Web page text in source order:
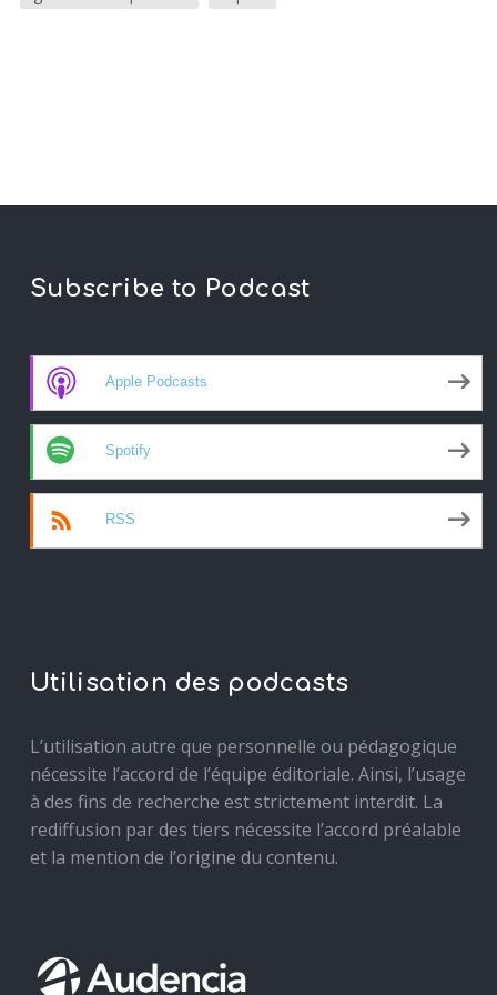
Subscribe to Podcast
Apple Podcasts
Spotify
RSS
Utilisation des podcasts
L’utilisation autre que personnelle ou pédagogique
nécessite l’accord de l’équipe éditoriale. Ainsi, l’usage
à des fins de recherche est strictement interdit. La
rediffusion par des tiers nécessite l’accord préalable
et la mention de l’origine du contenu.